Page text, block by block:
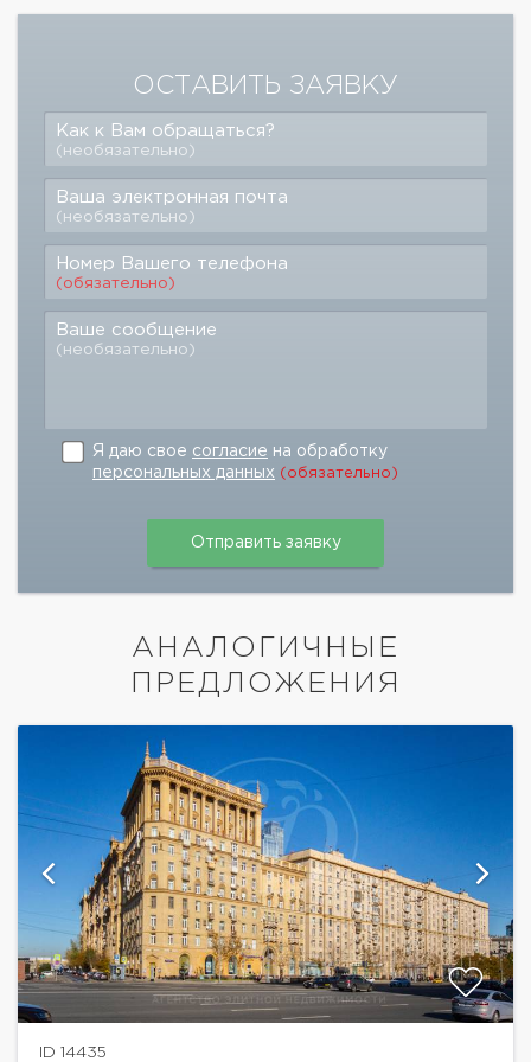
ОСТАВИТЬ ЗАЯВКУ
Как к Вам обращаться?
(необязательно)
Ваша электронная почта
(необязательно)
Номер Вашего телефона
(обязательно)
Ваше сообщение
(необязательно)
Я даю свое согласие на обработку
персональных данных (обязательно)
АНАЛОГИЧНЫЕ
ПРЕДЛОЖЕНИЯ
ID 14435